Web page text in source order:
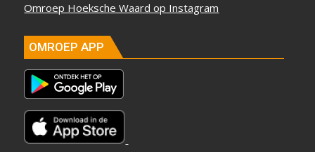
Omroep Hoeksche Waard op Instagram
OMROEP APP